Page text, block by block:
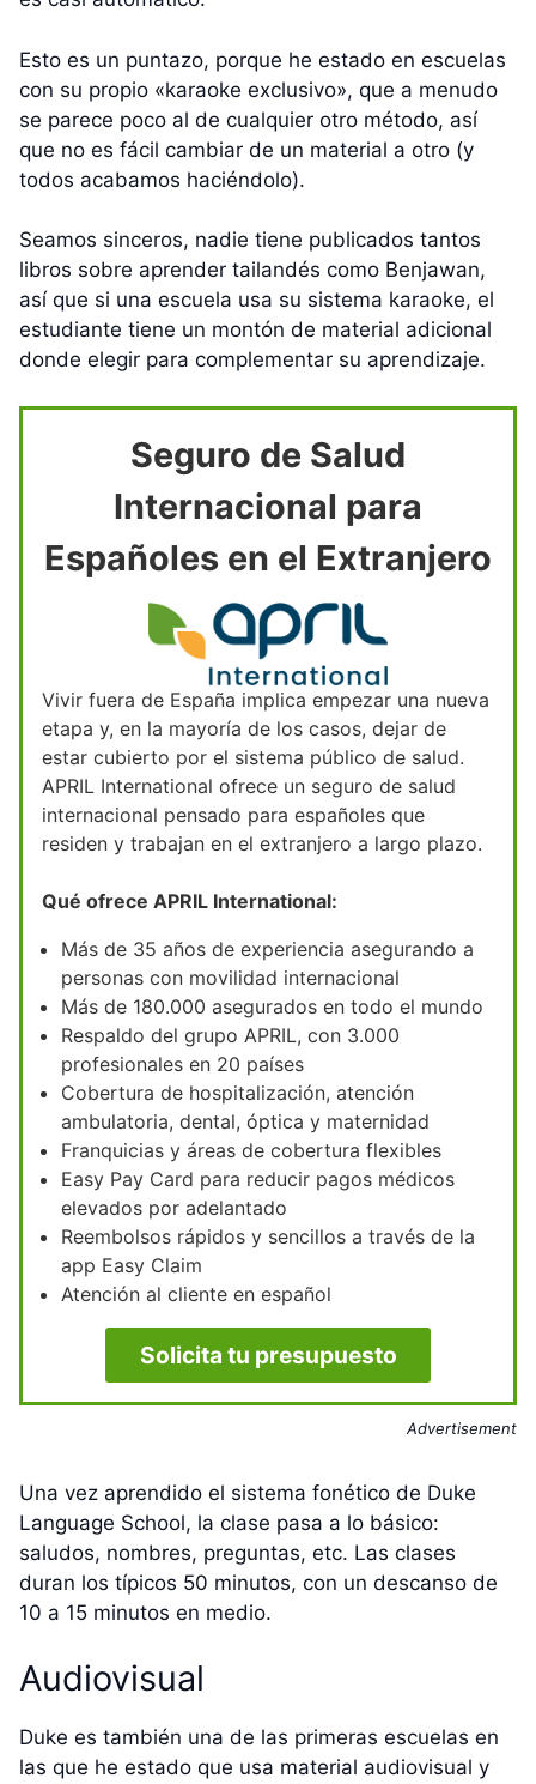
Esto es un puntazo, porque he estado en escuelas
con su propio «karaoke exclusivo», que a menudo
se parece poco al de cualquier otro método, así
que no es fácil cambiar de un material a otro (y
todos acabamos haciéndolo).
Seamos sinceros, nadie tiene publicados tantos
libros sobre aprender tailandés como Benjawan,
así que si una escuela usa su sistema karaoke, el
estudiante tiene un montón de material adicional
donde elegir para complementar su aprendizaje.
Seguro de Salud
Internacional para
Españoles en el Extranjero
Vivir fuera de España implica empezar una nueva
etapa y, en la mayoría de los casos, dejar de
estar cubierto por el sistema público de salud.
APRIL International ofrece un seguro de salud
internacional pensado para españoles que
residen y trabajan en el extranjero a largo plazo.
Qué ofrece APRIL International:
Más de 35 años de experiencia asegurando a
personas con movilidad internacional
Más de 180.000 asegurados en todo el mundo
Respaldo del grupo APRIL, con 3.000
profesionales en 20 países
Cobertura de hospitalización, atención
ambulatoria, dental, óptica y maternidad
Franquicias y áreas de cobertura flexibles
Easy Pay Card para reducir pagos médicos
elevados por adelantado
Reembolsos rápidos y sencillos a través de la
app Easy Claim
Atención al cliente en español
Solicita tu presupuesto
Advertisement
Una vez aprendido el sistema fonético de Duke
Language School, la clase pasa a lo básico:
saludos, nombres, preguntas, etc. Las clases
duran los típicos 50 minutos, con un descanso de
10 a 15 minutos en medio.
Audiovisual
Duke es también una de las primeras escuelas en
las que he estado que usa material audiovisual y